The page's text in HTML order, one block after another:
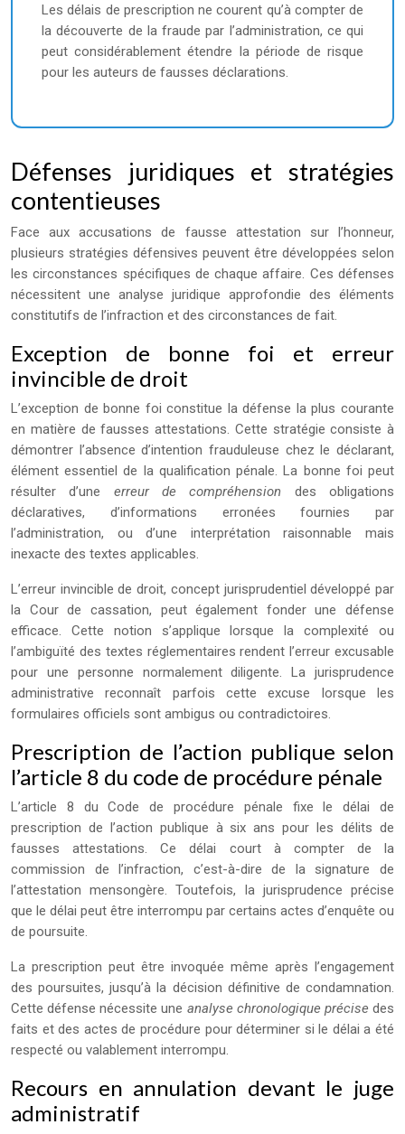
Les délais de prescription ne courent qu’à compter de
la découverte de la fraude par l’administration, ce qui
peut considérablement étendre la période de risque
pour les auteurs de fausses déclarations.
Défenses juridiques et stratégies
contentieuses
Face aux accusations de fausse attestation sur l’honneur,
plusieurs stratégies défensives peuvent être développées selon
les circonstances spécifiques de chaque affaire. Ces défenses
nécessitent une analyse juridique approfondie des éléments
constitutifs de l’infraction et des circonstances de fait.
Exception de bonne foi et erreur
invincible de droit
L’exception de bonne foi constitue la défense la plus courante
en matière de fausses attestations. Cette stratégie consiste à
démontrer l’absence d’intention frauduleuse chez le déclarant,
élément essentiel de la qualification pénale. La bonne foi peut
résulter d’une erreur de compréhension des obligations
déclaratives, d’informations erronées fournies par
l’administration, ou d’une interprétation raisonnable mais
inexacte des textes applicables.
L’erreur invincible de droit, concept jurisprudentiel développé par
la Cour de cassation, peut également fonder une défense
efficace. Cette notion s’applique lorsque la complexité ou
l’ambiguïté des textes réglementaires rendent l’erreur excusable
pour une personne normalement diligente. La jurisprudence
administrative reconnaît parfois cette excuse lorsque les
formulaires officiels sont ambigus ou contradictoires.
Prescription de l’action publique selon
l’article 8 du code de procédure pénale
L’article 8 du Code de procédure pénale fixe le délai de
prescription de l’action publique à six ans pour les délits de
fausses attestations. Ce délai court à compter de la
commission de l’infraction, c’est-à-dire de la signature de
l’attestation mensongère. Toutefois, la jurisprudence précise
que le délai peut être interrompu par certains actes d’enquête ou
de poursuite.
La prescription peut être invoquée même après l’engagement
des poursuites, jusqu’à la décision définitive de condamnation.
Cette défense nécessite une analyse chronologique précise des
faits et des actes de procédure pour déterminer si le délai a été
respecté ou valablement interrompu.
Recours en annulation devant le juge
administratif